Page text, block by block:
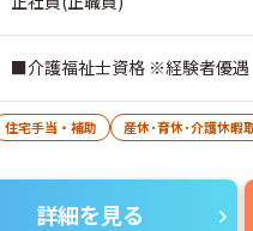
■介護福祉士資格 ※経験者優遇
住宅手当・補助 産休･育休･介護休暇
詳細を見る